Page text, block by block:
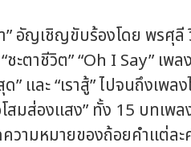
ญเชิญขับร้องโดย พรศุลี
ะตาชีวิต” “Oh I Say” เพ
และ “เราสู้” ไปจนถึงเพ
โสมส่องแสง” ทั้ง 15 บทเ
วามหมายของถ้อยคำแต่ละ